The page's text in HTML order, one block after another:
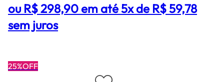
ou R$ 298,90 em até 5x de R$ 59,78
sem juros
25%OFF